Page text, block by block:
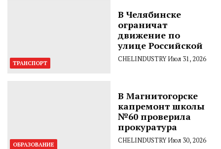
ТРАНСПОРТ
В Челябинске
ограничат
движение по
улице Российской
CHELINDUSTRYИюл 31, 2026
ОБРАЗОВАНИЕ
В Магнитогорске
капремонт школы
№60 проверила
прокуратура
CHELINDUSTRYИюл 30, 2026